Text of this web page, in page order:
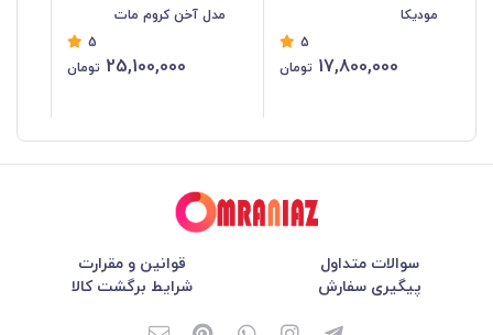
مودیکا
5
17,800,000 تومان
مدل آخن کروم مات
5
25,100,000 تومان
سوالات متداول
قوانین و مقرارت
پیگیری سفارش
شرایط برگشت کالا